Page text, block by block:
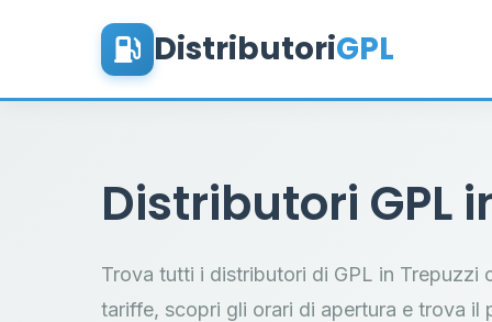
DistributoriGPL
Distributori GPL
Trova tutti i distributori di GPL in
tariffe, scopri gli orari di apertura e trova